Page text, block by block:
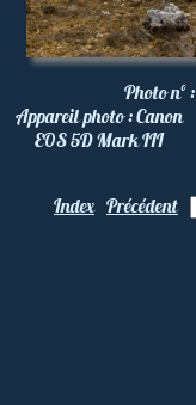
Photo nº :
Appareil photo :Canon
EOS 5D Mark III
Index Précédent